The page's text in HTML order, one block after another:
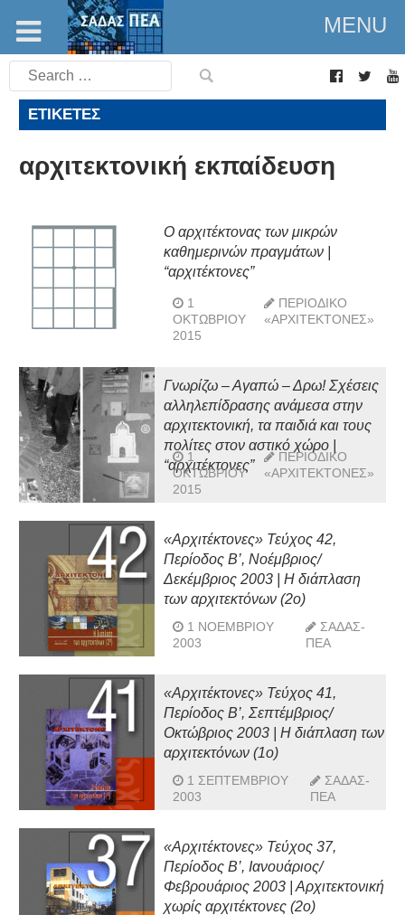
MENU
Search
for:
ΕΤΙΚΈΤΕΣ
αρχιτεκτονική εκπαίδευση
Ο αρχιτέκτονας των μικρών
καθημερινών πραγμάτων |
“αρχιτέκτονες”
1
ΟΚΤΩΒΡΊΟΥ
2015
ΠΕΡΙΟΔΙΚΌ
«ΑΡΧΙΤΈΚΤΟΝΕΣ»
Γνωρίζω – Αγαπώ – Δρω! Σχέσεις
αλληλεπίδρασης ανάμεσα στην
αρχιτεκτονική, τα παιδιά και τους
πολίτες στον αστικό χώρο |
“αρχιτέκτονες”
1
ΟΚΤΩΒΡΊΟΥ
2015
ΠΕΡΙΟΔΙΚΌ
«ΑΡΧΙΤΈΚΤΟΝΕΣ»
«Αρχιτέκτονες» Τεύχος 42,
Περίοδος Β’, Νοέμβριος/
Δεκέμβριος 2003 | Η διάπλαση
των αρχιτεκτόνων (2ο)
1 ΝΟΕΜΒΡΊΟΥ
2003
ΣΑΔΑΣ-
ΠΕΑ
«Αρχιτέκτονες» Τεύχος 41,
Περίοδος Β’, Σεπτέμβριος/
Οκτώβριος 2003 | Η διάπλαση των
αρχιτεκτόνων (1ο)
1 ΣΕΠΤΕΜΒΡΊΟΥ
2003
ΣΑΔΑΣ-
ΠΕΑ
«Αρχιτέκτονες» Τεύχος 37,
Περίοδος Β’, Ιανουάριος/
Φεβρουάριος 2003 | Αρχιτεκτονική
χωρίς αρχιτέκτονες (2ο)